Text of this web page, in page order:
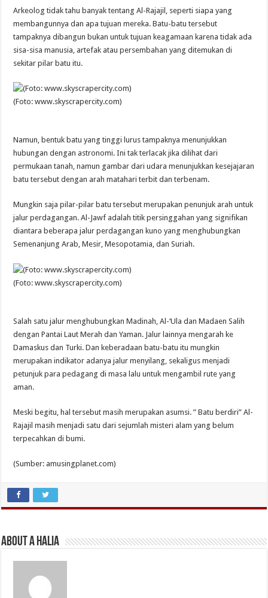
Arkeolog tidak tahu banyak tentang Al-Rajajil, seperti siapa yang
membangunnya dan apa tujuan mereka. Batu-batu tersebut
tampaknya dibangun bukan untuk tujuan keagamaan karena tidak ada
sisa-sisa manusia, artefak atau persembahan yang ditemukan di
sekitar pilar batu itu.
(Foto: www.skyscrapercity.com)
Namun, bentuk batu yang tinggi lurus tampaknya menunjukkan
hubungan dengan astronomi. Ini tak terlacak jika dilihat dari
permukaan tanah, namun gambar dari udara menunjukkan kesejajaran
batu tersebut dengan arah matahari terbit dan terbenam.
Mungkin saja pilar-pilar batu tersebut merupakan penunjuk arah untuk
jalur perdagangan. Al-Jawf adalah titik persinggahan yang signifikan
diantara beberapa jalur perdagangan kuno yang menghubungkan
Semenanjung Arab, Mesir, Mesopotamia, dan Suriah.
(Foto: www.skyscrapercity.com)
Salah satu jalur menghubungkan Madinah, Al-‘Ula dan Madaen Salih
dengan Pantai Laut Merah dan Yaman. Jalur lainnya mengarah ke
Damaskus dan Turki. Dan keberadaan batu-batu itu mungkin
merupakan indikator adanya jalur menyilang, sekaligus menjadi
petunjuk para pedagang di masa lalu untuk mengambil rute yang
aman.
Meski begitu, hal tersebut masih merupakan asumsi. ” Batu berdiri” Al-
Rajajil masih menjadi satu dari sejumlah misteri alam yang belum
terpecahkan di bumi.
(Sumber: amusingplanet.com)
About A Halia